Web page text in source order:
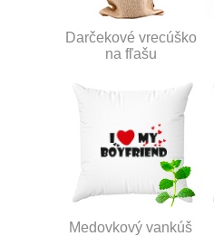
Darčekové vrecúško
na fľašu
Medovkový vankúš